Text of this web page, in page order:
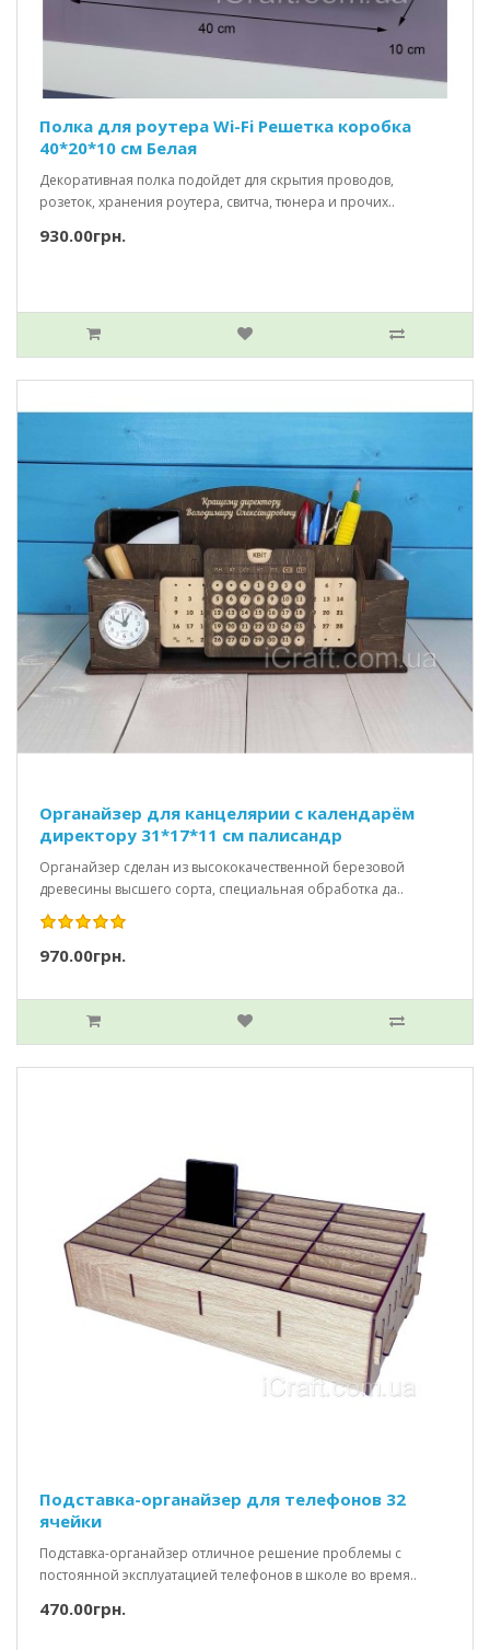
Полка для роутера Wi-Fi Решетка коробка
40*20*10 см Белая
Декоративная полка подойдет для скрытия проводов,
розеток, хранения роутера, свитча, тюнера и прочих..
930.00грн.
Органайзер для канцелярии с календарём
директору 31*17*11 см палисандр
Органайзер сделан из высококачественной березовой
древесины высшего сорта, специальная обработка да..
970.00грн.
Подставка-органайзер для телефонов 32
ячейки
Подставка-органайзер отличное решение проблемы с
постоянной эксплуатацией телефонов в школе во время..
470.00грн.